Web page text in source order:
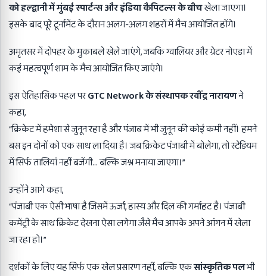
को हल्द्वानी में मुंबई स्पार्टन्स और इंडिया कैपिटल्स के बीचखेला जाएगा।
इसके बाद पूरे टूर्नामेंट के दौरान अलग-अलग शहरों में मैच आयोजित होंगे।
अमृतसर में दोपहर के मुकाबले खेले जाएंगे, जबकि ग्वालियर और ग्रेटर नोएडा में
कई महत्वपूर्ण शाम के मैच आयोजित किए जाएंगे।
इस ऐतिहासिक पहल परGTC Network के संस्थापक रवींद्र नारायणने
कहा,
“क्रिकेट में हमेशा से जुनून रहा है और पंजाब में भी जुनून की कोई कमी नहीं। हमने
बस इन दोनों को एक साथ ला दिया है। जब क्रिकेट पंजाबी में बोलेगा, तो स्टेडियम
में सिर्फ तालियां नहीं बजेंगी… बल्कि जश्न मनाया जाएगा।”
उन्होंने आगे कहा,
“पंजाबी एक ऐसी भाषा है जिसमें ऊर्जा, हास्य और दिल की गर्माहट है। पंजाबी
कमेंट्री के साथ क्रिकेट देखना ऐसा लगेगा जैसे मैच आपके अपने आंगन में खेला
जा रहा हो।”
दर्शकों के लिए यह सिर्फ एक खेल प्रसारण नहीं, बल्कि एकसांस्कृतिक पलभी